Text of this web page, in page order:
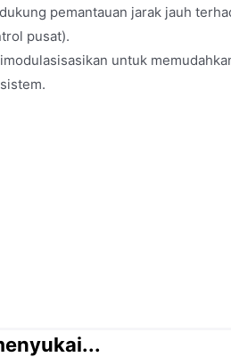
pemantauan jarak jauh
pusat).
untuk